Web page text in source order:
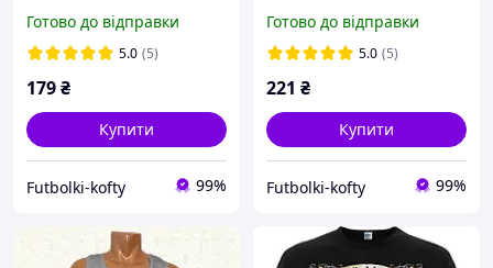
Готово до відправки
5.0 (5)
179₴
Купити
Futbolki-kofty 99%
Готово до відправки
5.0 (5)
221 ₴
Купити
Futbolki-kofty 99%